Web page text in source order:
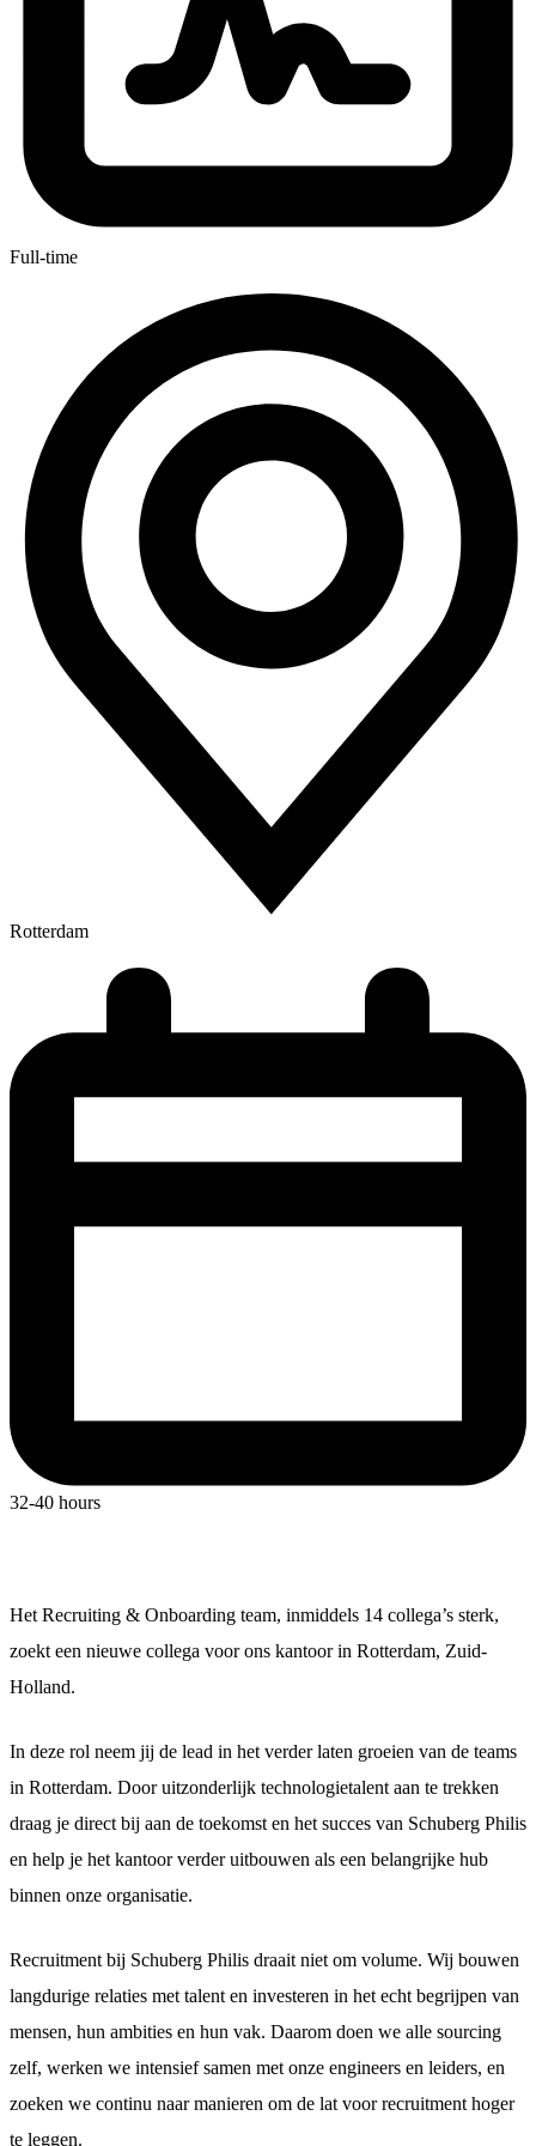
Full-time
Rotterdam
32-40 hours
Het Recruiting & Onboarding team, inmiddels 14 collega’s sterk,
zoekt een nieuwe collega voor ons kantoor in Rotterdam, Zuid-
Holland.
In deze rol neem jij de lead in het verder laten groeien van de teams
in Rotterdam. Door uitzonderlijk technologietalent aan te trekken
draag je direct bij aan de toekomst en het succes van Schuberg Philis
en help je het kantoor verder uitbouwen als een belangrijke hub
binnen onze organisatie.
Recruitment bij Schuberg Philis draait niet om volume. Wij bouwen
langdurige relaties met talent en investeren in het echt begrijpen van
mensen, hun ambities en hun vak. Daarom doen we alle sourcing
zelf, werken we intensief samen met onze engineers en leiders, en
zoeken we continu naar manieren om de lat voor recruitment hoger
te leggen.